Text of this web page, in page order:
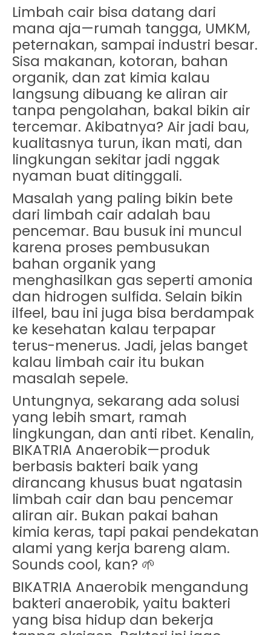
Limbah cair bisa datang dari
mana aja—rumah tangga, UMKM,
peternakan, sampai industri besar.
Sisa makanan, kotoran, bahan
organik, dan zat kimia kalau
langsung dibuang ke aliran air
tanpa pengolahan, bakal bikin air
tercemar. Akibatnya? Air jadi bau,
kualitasnya turun, ikan mati, dan
lingkungan sekitar jadi nggak
nyaman buat ditinggali.
Masalah yang paling bikin bete
dari limbah cair adalah bau
pencemar. Bau busuk ini muncul
karena proses pembusukan
bahan organik yang
menghasilkan gas seperti amonia
dan hidrogen sulfida. Selain bikin
ilfeel, bau ini juga bisa berdampak
ke kesehatan kalau terpapar
terus-menerus. Jadi, jelas banget
kalau limbah cair itu bukan
masalah sepele.
Untungnya, sekarang ada solusi
yang lebih smart, ramah
lingkungan, dan anti ribet. Kenalin,
BIKATRIA Anaerobik—produk
berbasis bakteri baik yang
dirancang khusus buat ngatasin
limbah cair dan bau pencemar
aliran air. Bukan pakai bahan
kimia keras, tapi pakai pendekatan
alami yang kerja bareng alam.
Sounds cool, kan? 🌱
BIKATRIA Anaerobik mengandung
bakteri anaerobik, yaitu bakteri
yang bisa hidup dan bekerja